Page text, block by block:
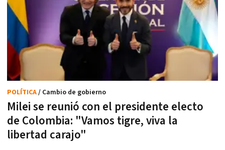
Milei se reunió con el presidente electo
de Colombia: "Vamos tigre, viva la
libertad carajo"
POLÍTICA/ Cambio de gobierno